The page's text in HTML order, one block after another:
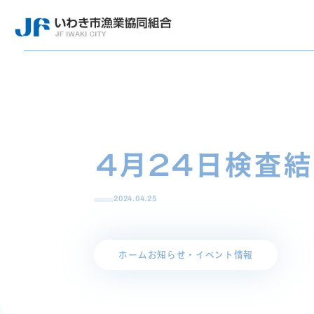
4月24日検査結
2024.04.25
ホーム お知らせ・イベント情報